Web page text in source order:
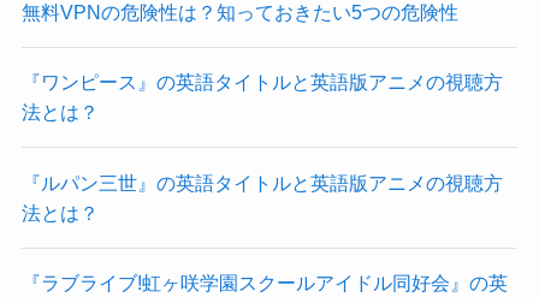
無料VPNの危険性は？知っておきたい5つの危険性
『ワンピース』の英語タイトルと英語版アニメの視聴方
法とは？
『ルパン三世』の英語タイトルと英語版アニメの視聴方
法とは？
『ラブライブ!虹ヶ咲学園スクールアイドル同好会』の英